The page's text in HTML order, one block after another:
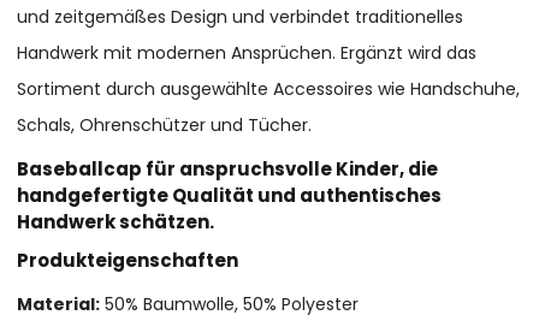
und zeitgemäßes Design und verbindet traditionelles
Handwerk mit modernen Ansprüchen. Ergänzt wird das
Sortiment durch ausgewählte Accessoires wie Handschuhe,
Schals, Ohrenschützer und Tücher.
Baseballcap für anspruchsvolle Kinder, die
handgefertigte Qualität und authentisches
Handwerk schätzen.
Produkteigenschaften
Material: 50% Baumwolle, 50% Polyester